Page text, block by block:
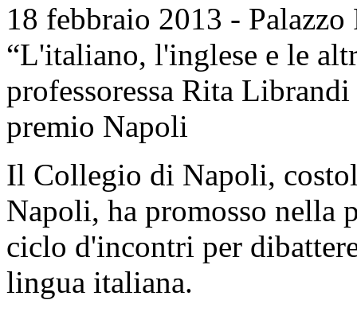
18 febbraio 2013 -
“L'italiano, l'inglese e le
professoressa Rita
premio Napoli
Il Collegio di Napoli,
Napoli, ha promosso nella
ciclo d'incontri per
lingua italiana.